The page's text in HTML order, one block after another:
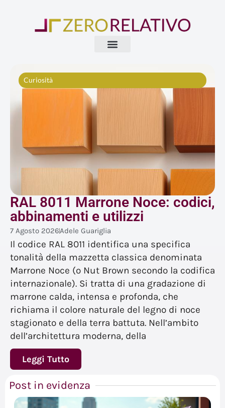
Curiosità
RAL 8011 Marrone Noce: codici,
abbinamenti e utilizzi
7 Agosto 2026Adele Guariglia
Il codice RAL 8011 identifica una specifica
tonalità della mazzetta classica denominata
Marrone Noce (o Nut Brown secondo la codifica
internazionale). Si tratta di una gradazione di
marrone calda, intensa e profonda, che
richiama il colore naturale del legno di noce
stagionato e della terra battuta. Nell’ambito
dell’architettura moderna, della
Leggi Tutto
Post in evidenza